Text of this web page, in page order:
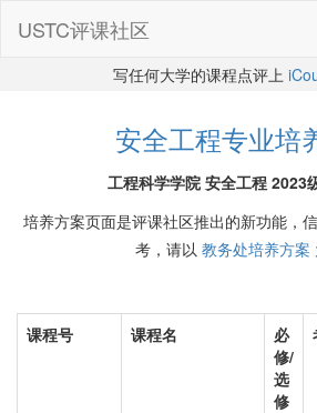
USTC评课社区
写任何大学的课程点评上
安全工程专业培
工程科学学院 安全工程 2023
培养方案页面是评课社区推出的新功能，
考，请以 教务处培养方案
课程号 课程名
必
修/
选
修